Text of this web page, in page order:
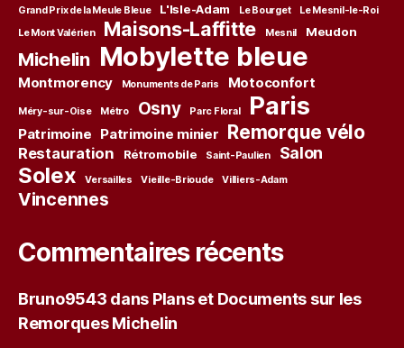
Grand Prix de la Meule Bleue L'Isle-Adam Le Bourget
Le Mesnil-le-Roi
Le Mont Valérien
Maisons-Laffitte Mesnil Meudon
Michelin Mobylette bleue
Montmorency Monuments de Paris Motoconfort
Méry-sur-Oise Métro Osny Parc Floral Paris
Patrimoine Patrimoine minier Remorque vélo
Restauration Rétromobile Saint-Paulien Salon
Solex Versailles Vieille-Brioude Villiers-Adam
Vincennes
Commentaires récents
Bruno9543 dans Plans et Documents sur les
Remorques Michelin